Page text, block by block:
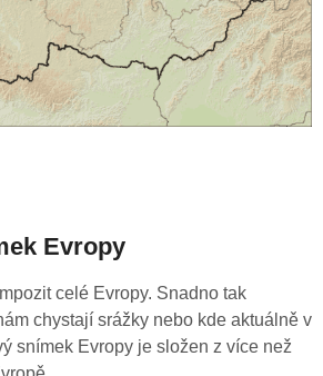
Evropy
celé Evropy. Snadno tak
chystají srážky nebo kde aktuálně v
snímek Evropy je složen z více než